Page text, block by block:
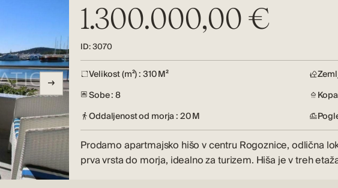
1.300.000,00 €
ID: 3070
Velikost (m²) : 310 M²
Sobe : 8
Oddaljenost od morja : 20 M
Prodamo apartmajsko hišo v centru Rogoznice, odlična
prva vrsta do morja, idealno za turizem. Hiša je v treh